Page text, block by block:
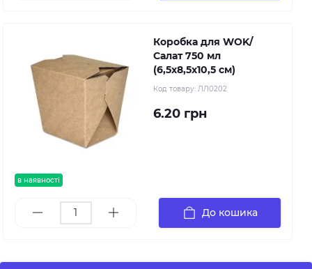
в наявності
Коробка для WOK/
Салат 750 мл
(6,5х8,5х10,5 см)
Код товару: ЛЛ0202
6.20 грн
До кошика